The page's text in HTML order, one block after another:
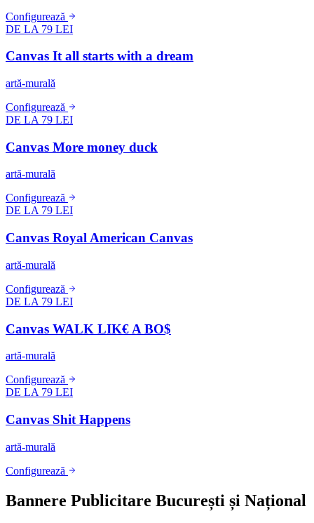
Configurează
DE LA 79 LEI
Canvas It all starts with a dream
artă-murală
Configurează
DE LA 79 LEI
Canvas More money duck
artă-murală
Configurează
DE LA 79 LEI
Canvas Royal American Canvas
artă-murală
Configurează
DE LA 79 LEI
Canvas WALK LIK€ A BO$
artă-murală
Configurează
DE LA 79 LEI
Canvas Shit Happens
artă-murală
Configurează
Bannere Publicitare București și Național